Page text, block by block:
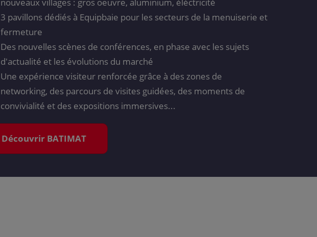
3 pavillons dédiés à Equipbaie pour les secteurs de la menuiserie et
fermeture
Des nouvelles scènes de conférences, en phase avec les sujets
d'actualité et les évolutions du marché
Une expérience visiteur renforcée grâce à des zones de
networking, des parcours de visites guidées, des moments de
convivialité et des expositions immersives...
Découvrir BATIMAT